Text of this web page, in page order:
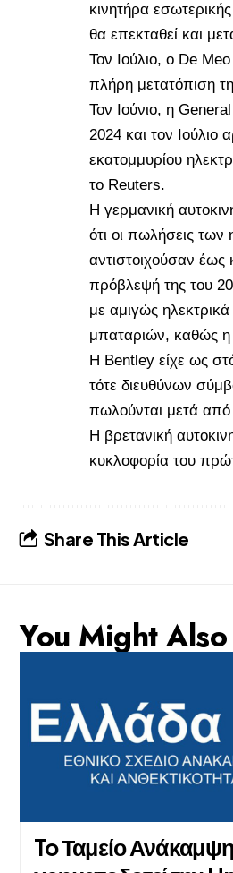
κινητήρα
θα επεκταθεί και
Τον Ιούλιο, ο De
πλήρη μετατόπιση
Τον Ιούνιο, η
2024 και τον
εκατομμυρίου
το Reuters.
Η γερμανική
ότι οι πωλήσεις
αντιστοιχούσαν
πρόβλεψή της του
με αμιγώς
μπαταριών, καθώς η
Η Bentley είχε ως
τότε διευθύνων
πωλούνται μετά από
Η βρετανική
κυκλοφορία του
Share This Article
You Might
To Ταμείο